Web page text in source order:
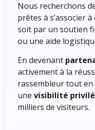
Nous recherchons
prêtes à s’associer
soit par un soutien
ou une aide
En devenant
activement à la
rassembleur tout
une visibilité
milliers de visiteurs.